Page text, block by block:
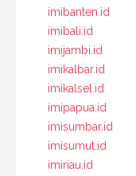
imibanten.id
imibali.id
imijambi.id
imikalbar.id
imikalsel.id
imipapua.id
imisumbar.id
imisumut.id
imiriau.id